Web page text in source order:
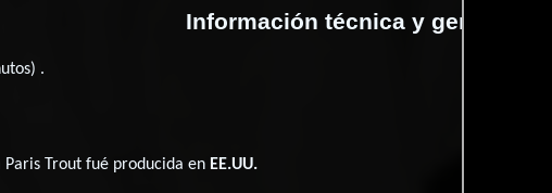
Información técnica y general
.
Paris Trout fué producida en EE.UU.